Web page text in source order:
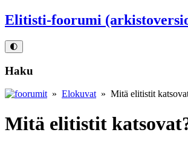
Elitisti-foorumi
🌓
Haku
» Elokuvat » Mitä elitistit
Mitä elitistit